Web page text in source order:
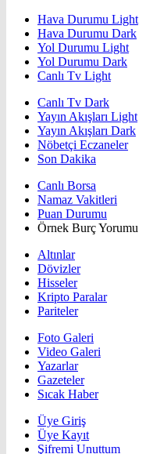
Hava Durumu Light
Hava Durumu Dark
Yol Durumu Light
Yol Durumu Dark
Canlı Tv Light
Canlı Tv Dark
Yayın Akışları Light
Yayın Akışları Dark
Nöbetçi Eczaneler
Son Dakika
Canlı Borsa
Namaz Vakitleri
Puan Durumu
Örnek Burç Yorumu
Altınlar
Dövizler
Hisseler
Kripto Paralar
Pariteler
Foto Galeri
Video Galeri
Yazarlar
Gazeteler
Sıcak Haber
Üye Giriş
Üye Kayıt
Şifremi Unuttum